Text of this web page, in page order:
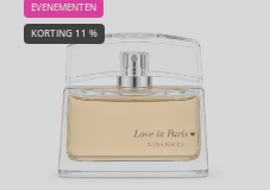
EVENEMENTEN
KORTING 11 %